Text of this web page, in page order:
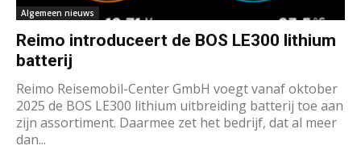
Algemeen nieuws
Reimo introduceert de BOS LE300 lithium
batterij
Reimo Reisemobil-Center GmbH voegt vanaf oktober
2025 de BOS LE300 lithium uitbreiding batterij toe aan
zijn assortiment. Daarmee zet het bedrijf, dat al meer
dan...